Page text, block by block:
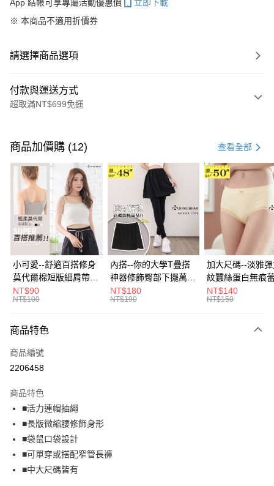
App 結帳可享專屬活動優惠價
立即下載
※ 本商品不適用折價券
請選擇商品選項
付款與運送方式
超取滿NT$699免運
信用卡一次付款
超商取貨付款
LINE Pay
Apple Pay
街口支付
悠遊付
Google Pay
全盈+PAY
大哥付你分期
【大哥付你分期使用說明】
1.本服務由台灣大哥大提供，台灣大哥大用戶可立即使用無須另外申請。
流程，驗證手機門號後，選擇欲分期的期數、繳款截止日，確認付款後即完
成交易。
3.實際核准額度、可分期數及費用金額請依後續交易確認頁面所載為準。
4.訂單成立30分鐘內，如未前往確認交易或遇審核未通過，訂單將自動取
法說明評估內容。
【繳款方式說明】
1.分期款項不併入電信帳單，「大哥付你分期」於每月結算日後寄送繳費提
醒簡訊。
AFTEE先享後付
【關於「AFTEE先享後付」】
AFTEE先享後付是「在收到商品之後才付款」的支付方式。 讓您購物簡單
便利好安心！
１．簡單：不需註冊會員、不需綁卡、不需儲值。
２．便利：只要手機號碼，簡訊認證，即可結帳。
３．安心：先確認商品／服務後，再付款。
【「AFTEE先享後付」結帳流程】
ATM付款
全家取貨付款
每筆NT$70，滿NT$699(含以上)免運費
商品加價購 (12) 查看全部
小可愛--舒適百搭修身
莫代爾棉短版細肩帶素
色背心(白.黑.灰L-2L)-
U582眼圈熊中大尺碼
NT$90
NT$100
內搭--你的大學T疊搭
神器修飾臀部下擺萬用
內搭裙/遮臀裙(黑2L-
6L)-Q155眼圈熊中大
NT$180
NT$190
加大尺碼--淡雅
紋蠶絲蛋白無痕
角內褲(白.粉.藍.
3L)-L28眼圈熊中
NT$140
NT$150
商品特色
商品編號
2206458
商品特色
■活力連帽抽繩
■長版微縮腰修飾身形
■袋鼠口袋設計
■可單穿或搭配窄管長褲
■中大尺碼皆有